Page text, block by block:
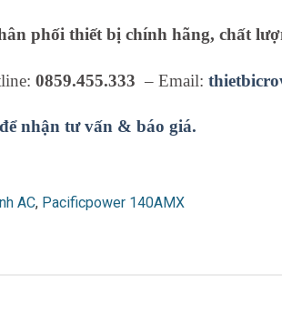
phối thiết bị chính hãng, chất
0859.455.333 – Email:
nhận tư vấn & báo giá.
AC, Pacificpower 140AMX